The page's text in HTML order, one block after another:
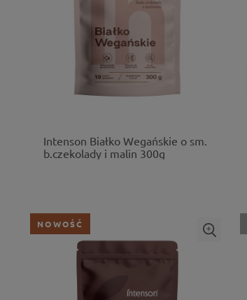
Intenson Białko Wegańskie o sm.
b.czekolady i malin 300g
NOWOŚĆ